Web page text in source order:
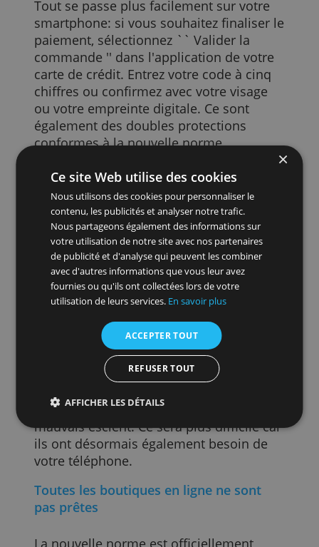
Sans l'application, vous avez besoin d'un
mot de passe (Mastercard ID Check, Visa
Secure ou Amex Safekey) et d'un code
SMS. Vous pouvez demander ce mot de
passe à l'avance à l'émetteur de votre
carte de crédit mais ce n'est pas possible
lors du paiement même.
Tout se passe plus facilement sur votre
smartphone: si vous souhaitez finaliser
paiement, sélectionnez `` Valider la
commande '' dans l'application de votre
carte de crédit. Entrez votre code à cinq
chiffres ou confirmez avec votre visage
ou votre empreinte digitale. Ce sont
également des doubles protections
conformes à la nouvelle norme
européenne.
Si vous avez une carte de crédit auprès
confirmer avec le lecteur de carte, bien
que la confirmation dans l'application
soit également devenue possible avec
banques.
La fraude devient de plus en plus
difficile
Ce site Web utilise des cookies
Nous utilisons des cookies pour personnaliser le
contenu, les publicités et analyser notre trafic.
votre utilisation de notre site avec nos partenaires
de publicité et d'analyse qui peuvent les combiner
avec d'autres informations que vous leur avez
utilisation de leurs services.En savoir plus
ACCEPTER TOUT